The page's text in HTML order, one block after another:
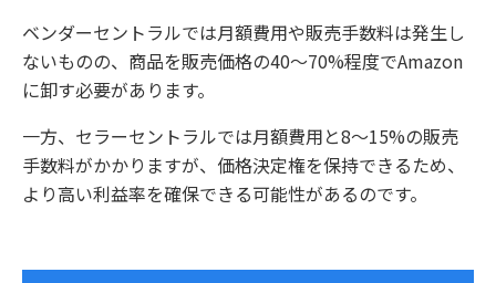
ベンダーセントラルでは月額費用や販売手数料は発生し
ないものの、商品を販売価格の40～70%程度でAmazon
に卸す必要があります。
一方、セラーセントラルでは月額費用と8～15%の販売
手数料がかかりますが、価格決定権を保持できるため、
より高い利益率を確保できる可能性があるのです。